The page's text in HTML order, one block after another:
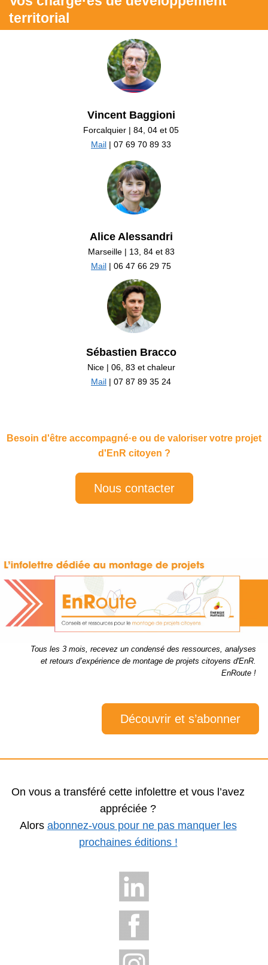
territorial
Vincent Baggioni
Forcalquier | 84, 04 et 05
Mail | 07 69 70 89 33
Alice Alessandri
Marseille | 13, 84 et 83
Mail | 06 47 66 29 75
Sébastien Bracco
Nice | 06, 83 et chaleur
Mail | 07 87 89 35 24
Besoin d'être accompagné·e ou de valoriser votre projet
d'EnR citoyen ?
Nous contacter
Tous les 3 mois, recevez un condensé des ressources, analyses
et retours d’expérience de montage de projets citoyens d'EnR.
EnRoute !
Découvrir et s’abonner
On vous a transféré cette infolettre et vous l’avez
appréciée ?
Alors abonnez-vous pour ne pas manquer les
prochaines éditions !